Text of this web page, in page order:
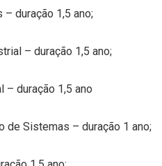
duração 1,5 ano;
– duração 1,5 ano;
– duração 1,5 ano
de Sistemas – duração 1 ano;